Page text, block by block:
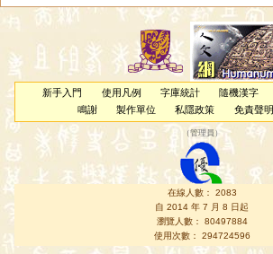
新手入門 使用凡例 字庫統計 隨機漢字
鳴謝
製作單位 私隱政策 免責聲明
（管理員 ）
在線人數： 2083
自 2014 年 7 月 8 日起
瀏覽人數： 80497884
使用次數： 294724596